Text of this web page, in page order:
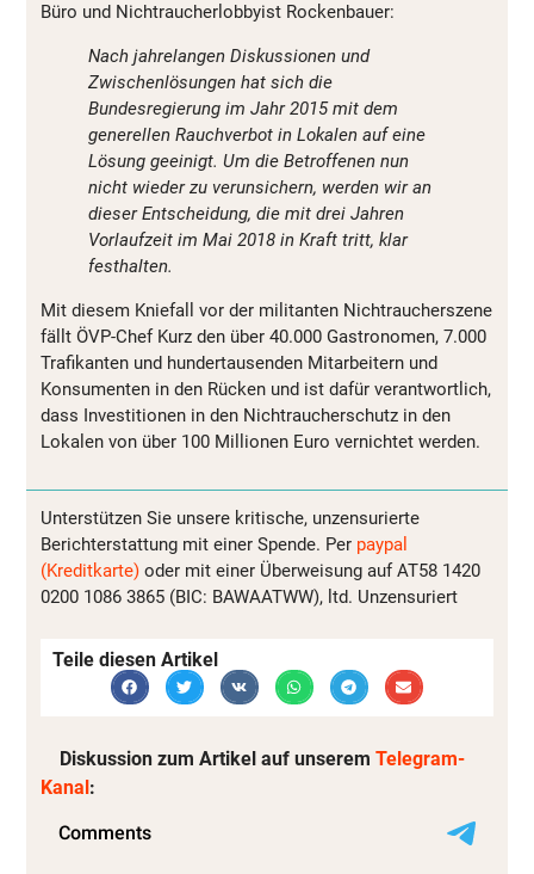
Büro und Nichtraucherlobbyist Rockenbauer:
Nach jahrelangen Diskussionen und
Zwischenlösungen hat sich die
Bundesregierung im Jahr 2015 mit dem
generellen Rauchverbot in Lokalen auf eine
Lösung geeinigt. Um die Betroffenen nun
nicht wieder zu verunsichern, werden wir an
dieser Entscheidung, die mit drei Jahren
Vorlaufzeit im Mai 2018 in Kraft tritt, klar
festhalten.
Mit diesem Kniefall vor der militanten Nichtraucherszene
fällt ÖVP-Chef Kurz den über 40.000 Gastronomen, 7.000
Trafikanten und hundertausenden Mitarbeitern und
Konsumenten in den Rücken und ist dafür verantwortlich,
dass Investitionen in den Nichtraucherschutz in den
Lokalen von über 100 Millionen Euro vernichtet werden.
Unterstützen Sie unsere kritische, unzensurierte
Berichterstattung mit einer Spende. Per paypal
(Kreditkarte) oder mit einer Überweisung auf AT58 1420
0200 1086 3865 (BIC: BAWAATWW), ltd. Unzensuriert
Teile diesen Artikel
Diskussion zum Artikel auf unserem Telegram-
Kanal: